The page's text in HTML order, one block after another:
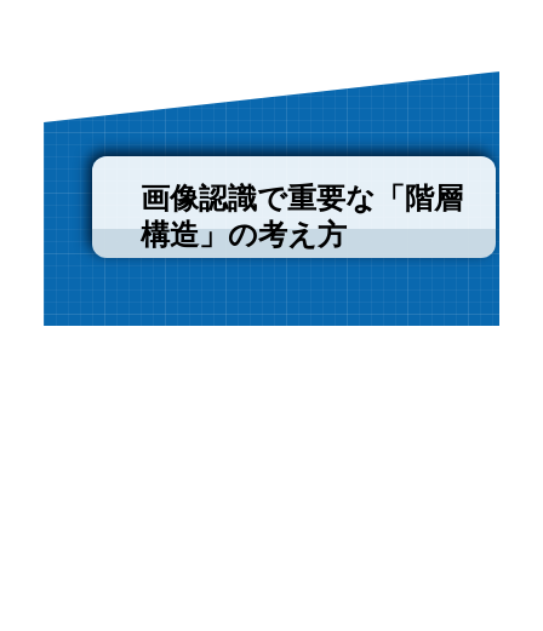
画像認識で重要な「階層
構造」の考え方